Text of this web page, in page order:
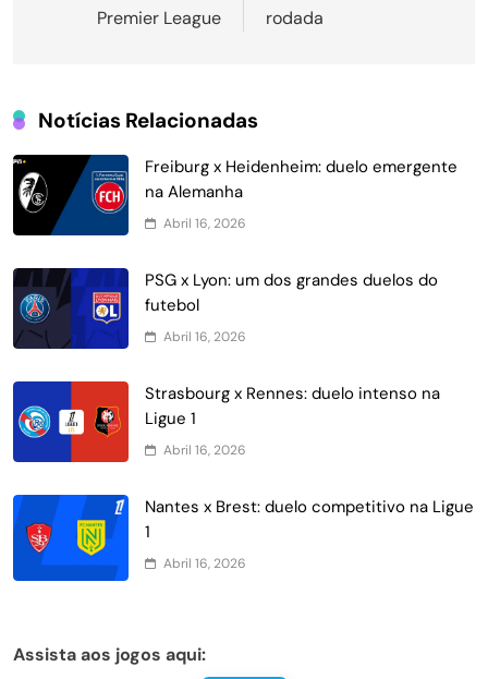
Post
Premier League
rodada
Notícias Relacionadas
Freiburg x Heidenheim: duelo emergente
na Alemanha
Abril 16, 2026
PSG x Lyon: um dos grandes duelos do
futebol
Abril 16, 2026
Strasbourg x Rennes: duelo intenso na
Ligue 1
Abril 16, 2026
Nantes x Brest: duelo competitivo na Ligue
1
Abril 16, 2026
Assista aos jogos aqui: